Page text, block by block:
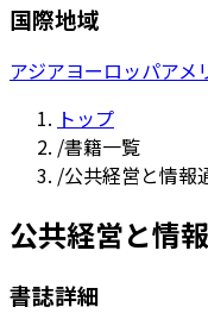
国際地域
アジアヨーロッパアメ
トップ
/書籍一覧
/公共経営と情報
公共経営と情
書誌詳細